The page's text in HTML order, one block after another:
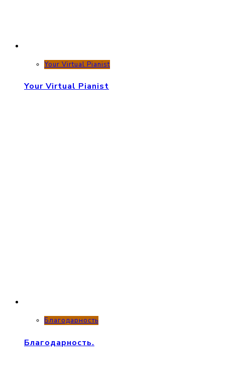
Your Virtual Pianist
Your Virtual Pianist
Благодарность
Благодарность.